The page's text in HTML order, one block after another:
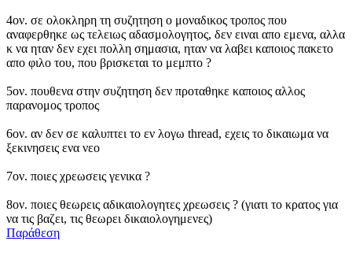
4ον. σε ολοκληρη τη συζητηση ο μοναδικος τροπος που
αναφερθηκε ως τελειως αδασμολογητος, δεν ειναι απο εμενα, αλλα
κ να ηταν δεν εχει πολλη σημασια, ηταν να λαβει καποιος πακετο
απο φιλο του, που βρισκεται το μεμπτο ?
5ον. πουθενα στην συζητηση δεν προταθηκε καποιος αλλος
παρανομος τροπος
6ον. αν δεν σε καλυπτει το εν λογω thread, εχεις το δικαιωμα να
ξεκινησεις ενα νεο
7ον. ποιες χρεωσεις γενικα ?
8ον. ποιες θεωρεις αδικαιολογητες χρεωσεις ? (γιατι το κρατος για
να τις βαζει, τις θεωρει δικαιολογημενες)
Παράθεση